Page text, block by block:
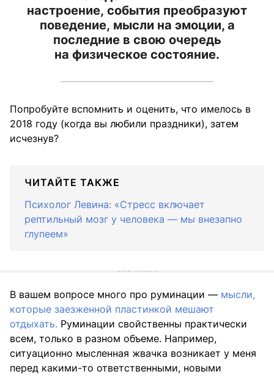
настроение, события преобразуют
поведение, мысли на эмоции, а
последние в свою очередь
на физическое состояние.
Попробуйте вспомнить и оценить, что имелось в
2018 году (когда вы любили праздники), затем
исчезнув?
ЧИТАЙТЕ ТАКЖЕ
Психолог Левина: «Стресс включает
рептильный мозг у человека — мы внезапно
глупеем»
В вашем вопросе много про руминации — мысли,
которые заезженной пластинкой мешают
отдыхать. Руминации свойственны практически
всем, только в разном объеме. Например,
ситуационно мысленная жвачка возникает у меня
перед какими-то ответственными, новыми